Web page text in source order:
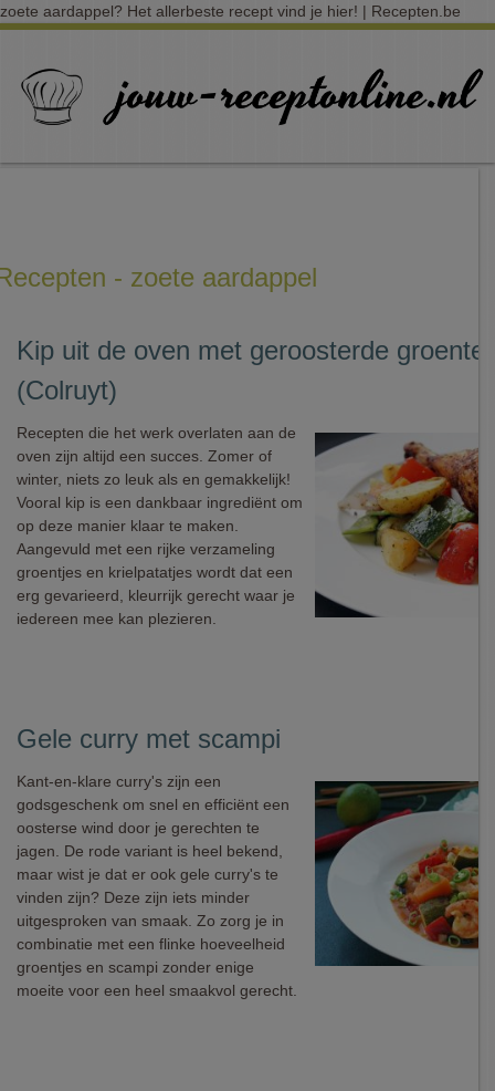
zoete aardappel? Het allerbeste recept vind je hier! | Recepten.be
- zoete aardappel
Kip uit de oven met geroosterde
(Colruyt)
Recepten die het werk overlaten aan de
oven zijn altijd een succes. Zomer of
winter, niets zo leuk als en gemakkelijk!
Vooral kip is een dankbaar ingrediënt om
op deze manier klaar te maken.
Aangevuld met een rijke verzameling
groentjes en krielpatatjes wordt dat een
erg gevarieerd, kleurrijk gerecht waar je
iedereen mee kan plezieren.
Gele curry met scampi
Kant-en-klare curry's zijn een
godsgeschenk om snel en efficiënt een
oosterse wind door je gerechten te
jagen. De rode variant is heel bekend,
maar wist je dat er ook gele curry's te
vinden zijn? Deze zijn iets minder
uitgesproken van smaak. Zo zorg je in
combinatie met een flinke hoeveelheid
groentjes en scampi zonder enige
moeite voor een heel smaakvol gerecht.